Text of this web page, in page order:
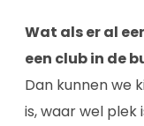
Wat als er al
een club in de
Dan kunnen we
is, waar wel plek